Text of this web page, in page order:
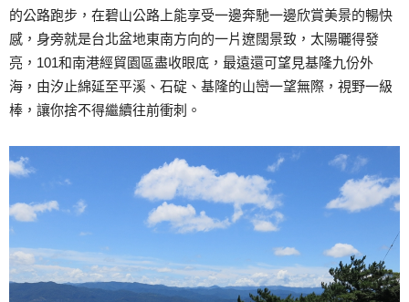
的公路跑步，在碧山公路上能享受一邊奔馳一邊欣賞美景的暢快
感，身旁就是台北盆地東南方向的一片遼闊景致，太陽曬得發
亮，101和南港經貿園區盡收眼底，最遠還可望見基隆九份外
海，由汐止綿延至平溪、石碇、基隆的山巒一望無際，視野一級
棒，讓你捨不得繼續往前衝刺。